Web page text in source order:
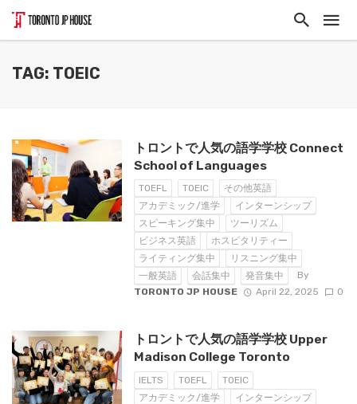
TAG: TOEIC
トロントで人気の語学学校 Connect
School of Languages
TOEFL TOEIC
その他英語
アカデミック/進学
インターンシップ
スピーキング集中
ツーリズム
ビジネス英語
ホスピタリティー
ライティング集中
リスニング集中
一般英語
会話集中 発音集中
By
TORONTO JP HOUSE
April 22, 2025 0
トロントで人気の語学学校 Upper
Madison College Toronto
IELTS TOEFL
TOEIC
アカデミック/進学
インターンシップ